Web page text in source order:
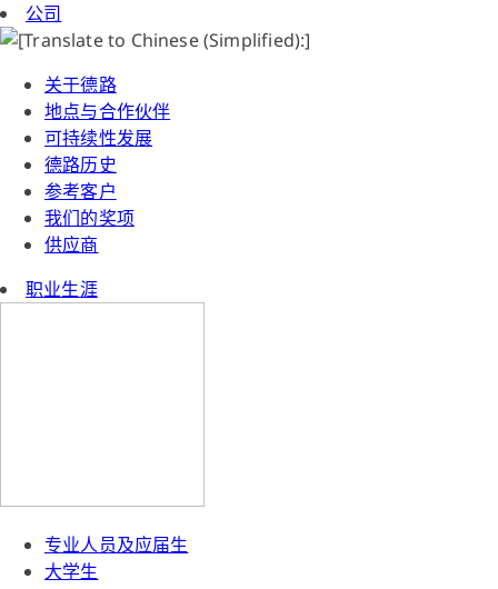
公司
关于德路
地点与合作伙伴
可持续性发展
德路历史
参考客户
我们的奖项
供应商
职业生涯
专业人员及应届生
大学生